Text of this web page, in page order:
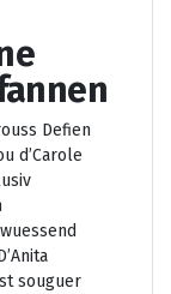
Defien
d’Carole
souguer